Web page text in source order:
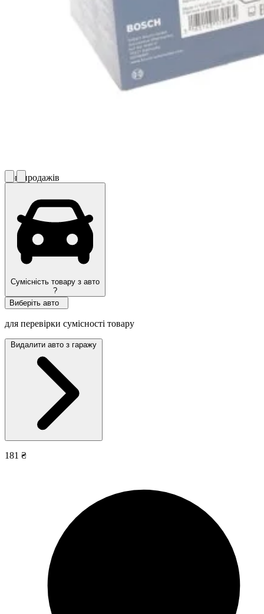
Топ продажів
Сумісність товару з авто
?
Виберіть авто
для перевірки сумісності товару
Видалити авто з гаражу
181 ₴